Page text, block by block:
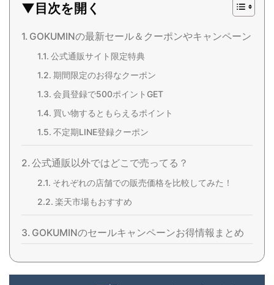
▼目次を開く
GOKUMINの最新セール＆クーポンやキャンペーン
公式通販サイト限定特典
期間限定のお得なクーポン
会員登録で500ポイントGET
買い物するともらえるポイント
不定期LINE登録クーポン
公式通販以外ではどこで売ってる？
それぞれの店舗での販売価格を比較してみた！
楽天市場もおすすめ
GOKUMINのセールキャンペーンお得情報まとめ